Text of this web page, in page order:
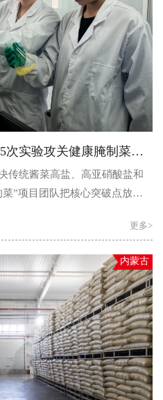
从36株菌到双菌复配，345次实验攻关健康腌制菜核心技术
传统酱菜高盐、高亚硝酸盐和
”项目团队把核心突破点放在
绕“哪两株菌最适合酱..
更多>
内蒙古